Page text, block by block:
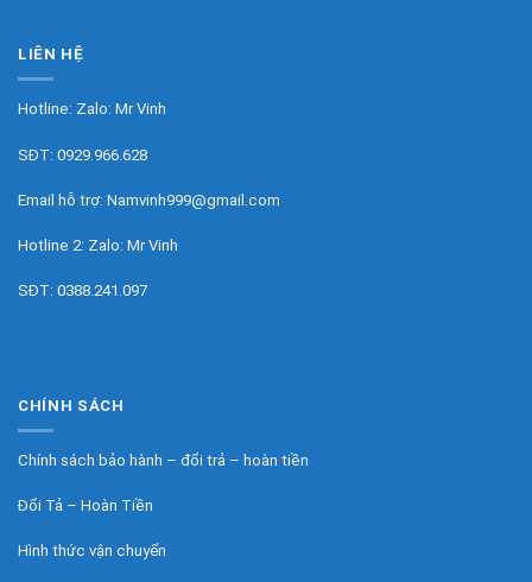
LIÊN HỆ
Hotline: Zalo: Mr Vinh
SĐT: 0929.966.628
Email hỗ trợ: Namvinh999@gmail.com
Hotline 2: Zalo: Mr Vinh
SĐT: 0388.241.097
CHÍNH SÁCH
Chính sách bảo hành – đổi trả – hoàn tiền
Đổi Tả – Hoàn Tiền
Hình thức vận chuyển